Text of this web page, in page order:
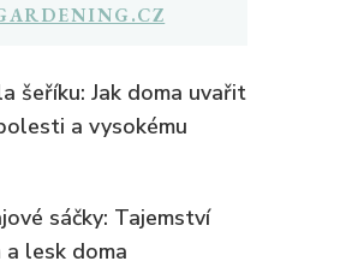
šeříku: Jak doma uvařit
a vysokému
sáčky: Tajemství
a lesk doma